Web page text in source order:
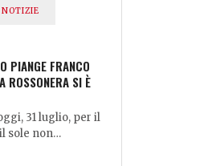
PIANGE FRANCO
ROSSONERA SI È
31 luglio, per il
sole non…